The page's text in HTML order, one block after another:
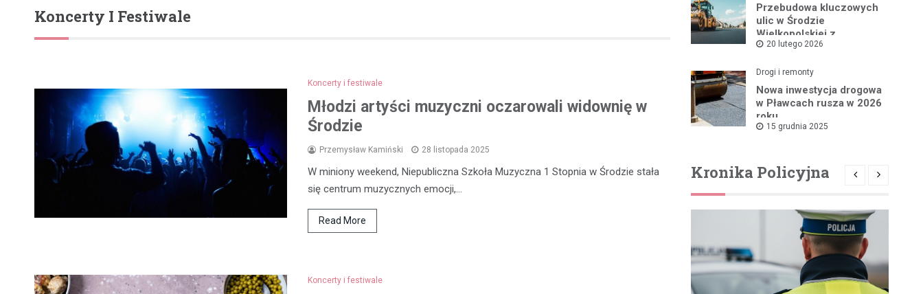
Koncerty I Festiwale
Koncerty i festiwale
Młodzi artyści muzyczni oczarowali widownię w
Środzie
Przemysław Kamiński 28 listopada 2025
W miniony weekend, Niepubliczna Szkoła Muzyczna 1 Stopnia w Środzie stała
się centrum muzycznych emocji,…
Read More
Koncerty i festiwale
Przebudowa kluczowych
ulic w Środzie
Wielkopolskiej z
rządowym wsparciem
20 lutego 2026
Drogi i remonty
Nowa inwestycja drogowa
w Pławcach rusza w 2026
roku
15 grudnia 2025
Kronika Policyjna